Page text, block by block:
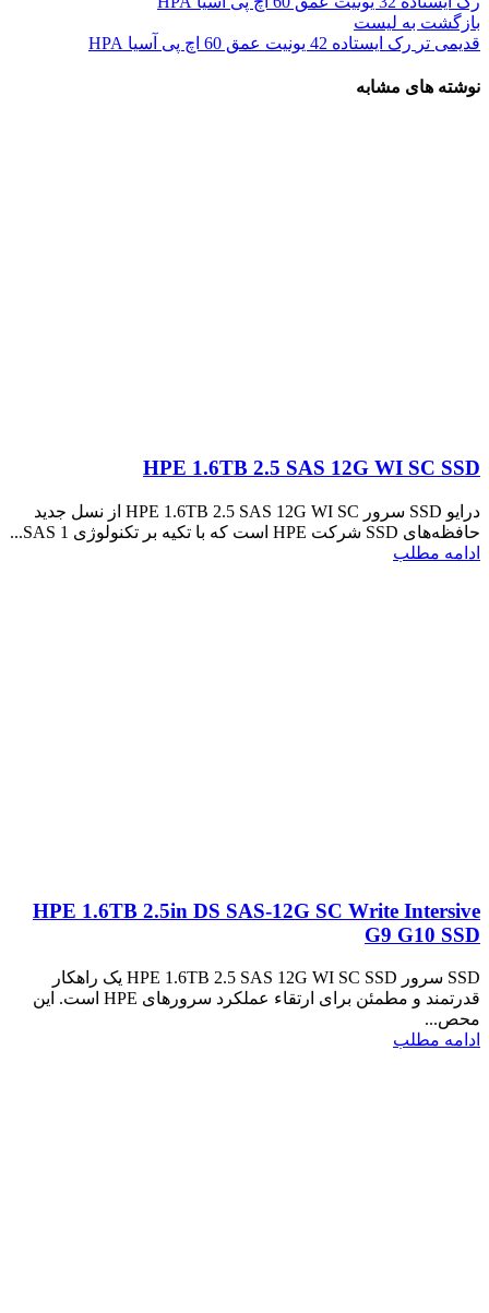
بازگشت به لیست
قدیمی تر رک ایستاده 42 یونیت عمق 60 اچ پی آسیا HPA
نوشته های مشابه
HPE 1.6TB 2.5 SAS 12G WI SC SSD
درایو SSD سرور HPE 1.6TB 2.5 SAS 12G WI SC از نسل جدید
حافظه‌های SSD شرکت HPE است که با تکیه بر تکنولوژی SAS 1...
ادامه مطلب
HPE 1.6TB 2.5in DS SAS-12G SC Write Intersive
G9 G10 SSD
SSD سرور HPE 1.6TB 2.5 SAS 12G WI SC SSD یک راهکار
قدرتمند و مطمئن برای ارتقاء عملکرد سرورهای HPE است. این
محص...
ادامه مطلب